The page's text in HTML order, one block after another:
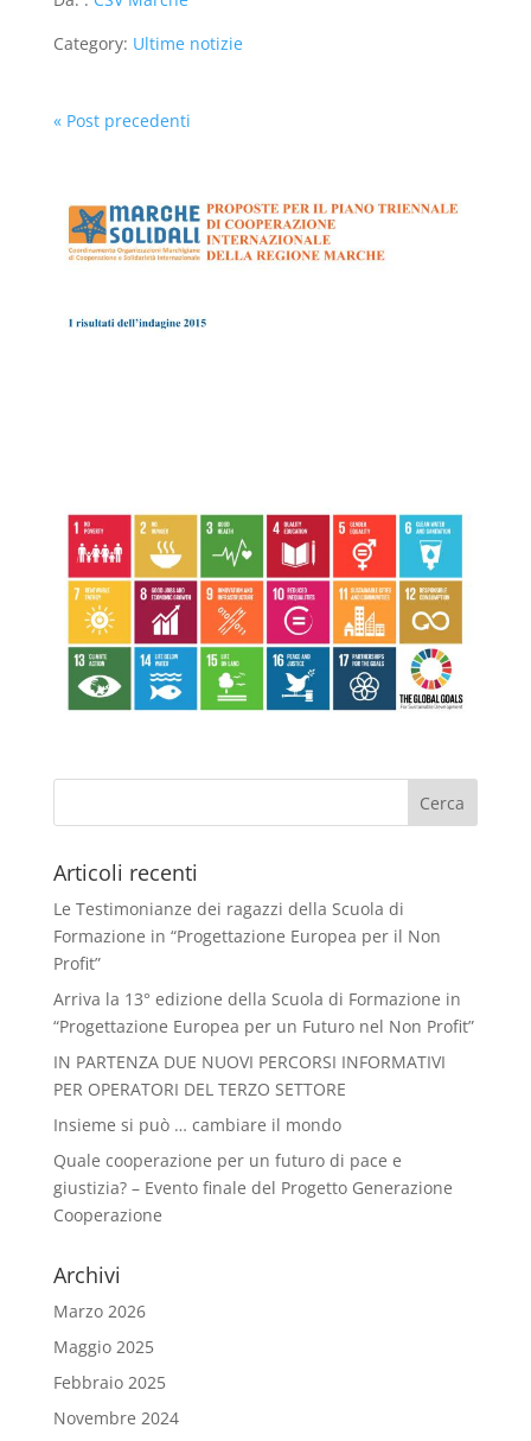
Category: Ultime notizie
« Post precedenti
Articoli recenti
Le Testimonianze dei ragazzi della Scuola di
Formazione in “Progettazione Europea per il Non
Profit”
Arriva la 13° edizione della Scuola di Formazione in
“Progettazione Europea per un Futuro nel Non Profit”
IN PARTENZA DUE NUOVI PERCORSI INFORMATIVI
PER OPERATORI DEL TERZO SETTORE
Insieme si può … cambiare il mondo
Quale cooperazione per un futuro di pace e
giustizia? – Evento finale del Progetto Generazione
Cooperazione
Archivi
Marzo 2026
Maggio 2025
Febbraio 2025
Novembre 2024